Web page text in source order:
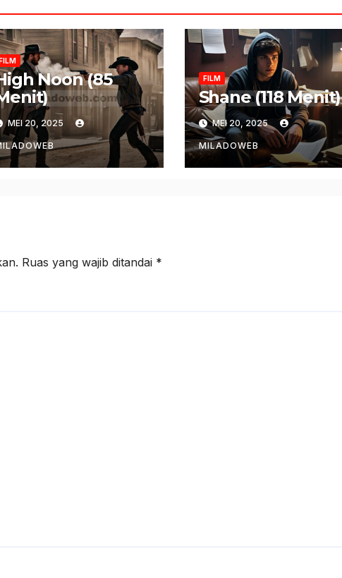
Noon (85
MEI 20, 2025
FILM
Shane (118 Menit)
MEI 20, 2025
MILADOWEB
Ruas yang wajib ditandai *